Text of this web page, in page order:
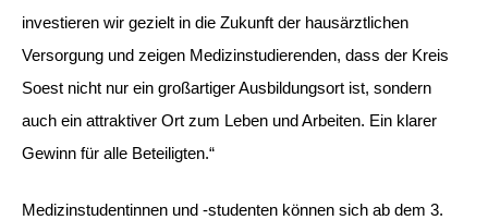
investieren wir gezielt in die Zukunft der hausärztlichen
Versorgung und zeigen Medizinstudierenden, dass der Kreis
Soest nicht nur ein großartiger Ausbildungsort ist, sondern
auch ein attraktiver Ort zum Leben und Arbeiten. Ein klarer
Gewinn für alle Beteiligten.“
Medizinstudentinnen und -studenten können sich ab dem 3.